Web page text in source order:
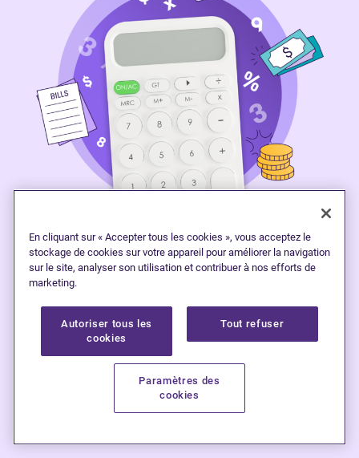
Calculateur de remboursement de
dettes
Explorez vosoptions
de remboursement de
dettes
En cliquant sur « Accepter tous les cookies », vous acceptez le
stockage de cookies sur votre appareil pour améliorer la navigation
sur le site, analyser son utilisation et contribuer à nos efforts de
marketing.
Autoriser tous les
cookies
Tout refuser
Paramètres des
cookies